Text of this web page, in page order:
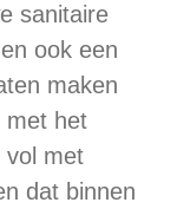
sanitaire
ook een
maken
met het
vol met
dat binnen